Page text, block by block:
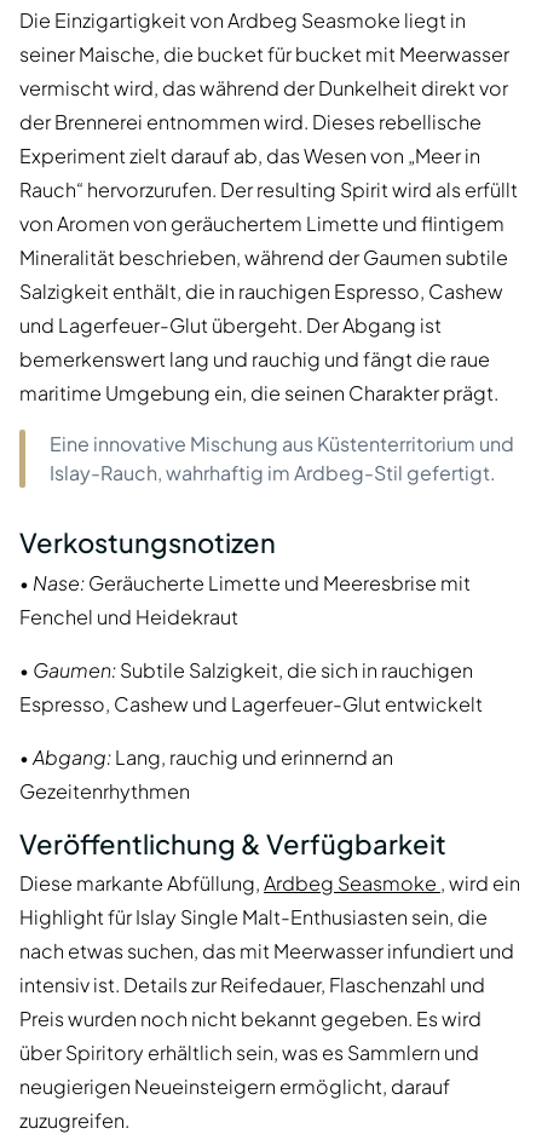
Die Einzigartigkeit von Ardbeg Seasmoke liegt in
seiner Maische, die bucket für bucket mit Meerwasser
vermischt wird, das während der Dunkelheit direkt vor
der Brennerei entnommen wird. Dieses rebellische
Experiment zielt darauf ab, das Wesen von „Meer in
Rauch“ hervorzurufen. Der resulting Spirit wird als erfüllt
von Aromen von geräuchertem Limette und flintigem
Mineralität beschrieben, während der Gaumen subtile
Salzigkeit enthält, die in rauchigen Espresso, Cashew
und Lagerfeuer-Glut übergeht. Der Abgang ist
bemerkenswert lang und rauchig und fängt die raue
maritime Umgebung ein, die seinen Charakter prägt.
Eine innovative Mischung aus Küstenterritorium und
Islay-Rauch, wahrhaftig im Ardbeg-Stil gefertigt.
Verkostungsnotizen
• Nase:Geräucherte Limette und Meeresbrise mit
Fenchel und Heidekraut
• Gaumen:Subtile Salzigkeit, die sich in rauchigen
Espresso, Cashew und Lagerfeuer-Glut entwickelt
•Abgang:Lang, rauchig und erinnernd an
Gezeitenrhythmen
Veröffentlichung & Verfügbarkeit
Diese markante Abfüllung,Ardbeg Seasmoke , wird ein
Highlight für Islay Single Malt-Enthusiasten sein, die
nach etwas suchen, das mit Meerwasser infundiert und
intensiv ist. Details zur Reifedauer, Flaschenzahl und
Preis wurden noch nicht bekannt gegeben. Es wird
über Spiritory erhältlich sein, was es Sammlern und
neugierigen Neueinsteigern ermöglicht, darauf
zuzugreifen.